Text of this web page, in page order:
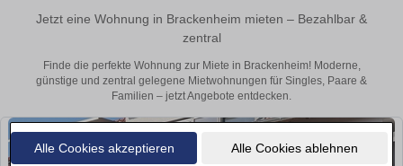
Alle Cookies akzeptieren Alle Cookies ablehnen
Jetzt eine Wohnung in Brackenheim mieten – Bezahlbar &
zentral
Finde die perfekte Wohnung zur Miete in Brackenheim! Moderne,
günstige und zentral gelegene Mietwohnungen für Singles, Paare &
Familien – jetzt Angebote entdecken.